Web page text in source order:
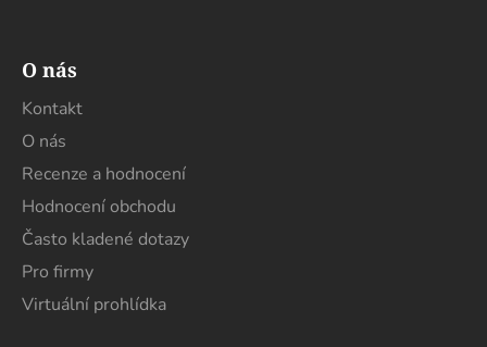
O nás
Kontakt
O nás
Recenze a hodnocení
Hodnocení obchodu
Často kladené dotazy
Pro firmy
Virtuální prohlídka